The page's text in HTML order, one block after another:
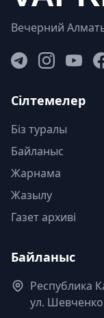
Вечерний
Сілтемелер
Біз туралы
Байланыс
Жарнама
Жазылу
Газет архиві
Байланыс
Республика
ул.